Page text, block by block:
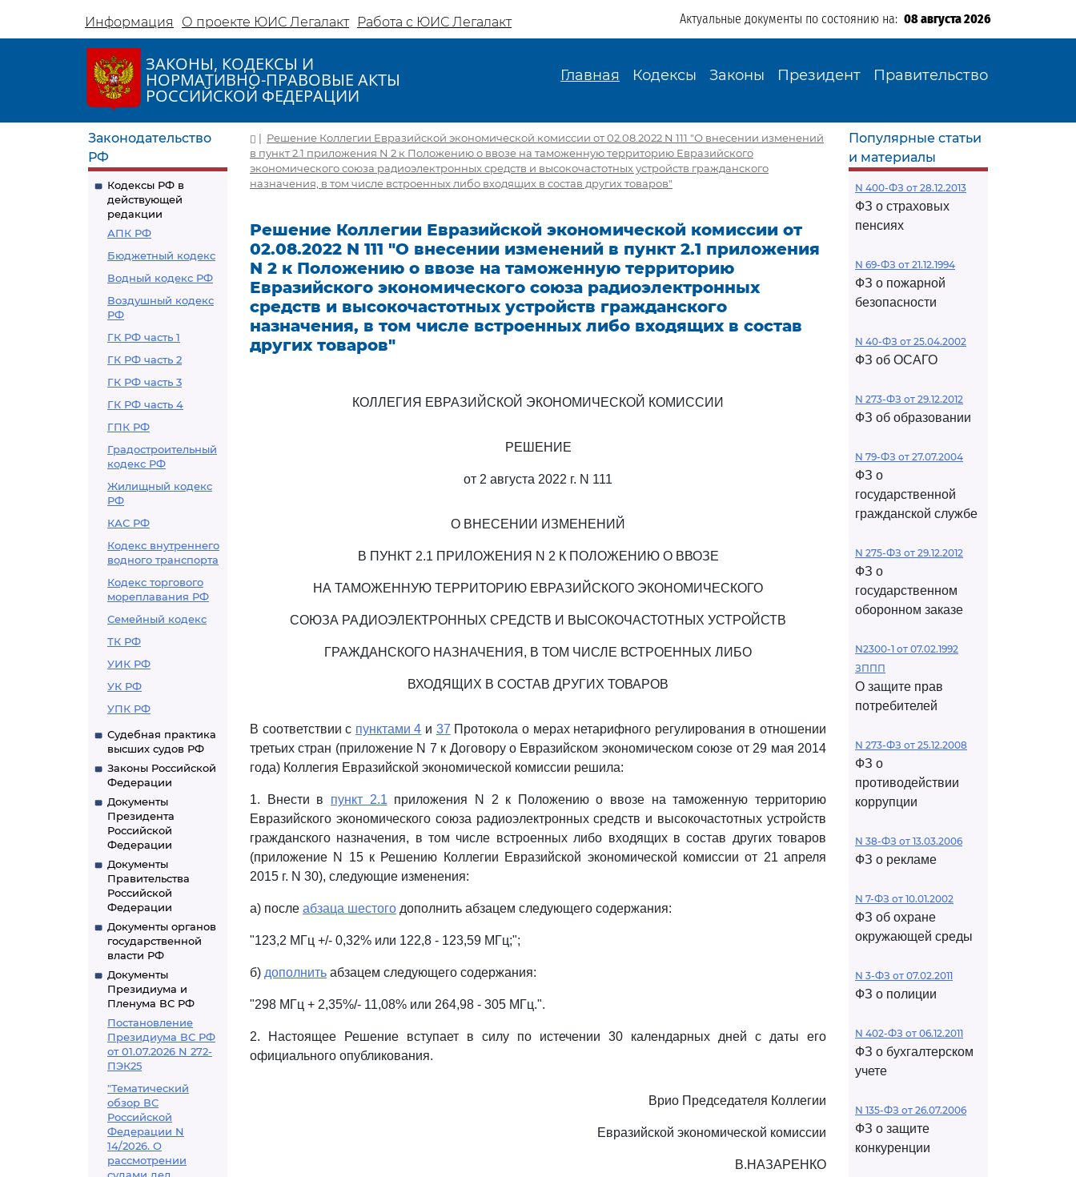
Информация О проекте ЮИС Легалакт Работа с ЮИС Легалакт Актуальные документы по состоянию на: 08 августа 2026
ЗАКОНЫ, КОДЕКСЫ И
НОРМАТИВНО-ПРАВОВЫЕ АКТЫ
РОССИЙСКОЙ ФЕДЕРАЦИИ
Главная Кодексы Законы Президент Правительство
Законодательство
РФ
Кодексы РФ в
действующей
редакции
АПК РФ
Бюджетный кодекс
Водный кодекс РФ
Воздушный кодекс
РФ
ГК РФ часть 1
ГК РФ часть 2
ГК РФ часть 3
ГК РФ часть 4
ГПК РФ
Градостроительный
кодекс РФ
Жилищный кодекс
РФ
КАС РФ
Кодекс внутреннего
водного транспорта
Кодекс торгового
мореплавания РФ
Семейный кодекс
ТК РФ
УИК РФ
УК РФ
УПК РФ
Судебная практика
высших судов РФ
Законы Российской
Федерации
Документы
Президента
Российской
Федерации
Документы
Правительства
Российской
Федерации
Документы органов
государственной
власти РФ
Документы
Президиума и
Пленума ВС РФ
Постановление
Президиума ВС РФ
от 01.07.2026 N 272-
ПЭК25
"Тематический
обзор ВС
Российской
Федерации N
14/2026. О
рассмотрении
| Решение Коллегии Евразийской экономической комиссии от 02.08.2022 N 111 "О внесении изменений
в пункт 2.1 приложения N 2 к Положению о ввозе на таможенную территорию Евразийского
экономического союза радиоэлектронных средств и высокочастотных устройств гражданского
назначения, в том числе встроенных либо входящих в состав других товаров"
Решение Коллегии Евразийской экономической комиссии от
02.08.2022 N 111 "О внесении изменений в пункт 2.1 приложения
N 2 к Положению о ввозе на таможенную территорию
Евразийского экономического союза радиоэлектронных
средств и высокочастотных устройств гражданского
назначения, в том числе встроенных либо входящих в состав
других товаров"
КОЛЛЕГИЯ ЕВРАЗИЙСКОЙ ЭКОНОМИЧЕСКОЙ КОМИССИИ
РЕШЕНИЕ
от 2 августа 2022 г. N 111
О ВНЕСЕНИИ ИЗМЕНЕНИЙ
В ПУНКТ 2.1 ПРИЛОЖЕНИЯ N 2 К ПОЛОЖЕНИЮ О ВВОЗЕ
НА ТАМОЖЕННУЮ ТЕРРИТОРИЮ ЕВРАЗИЙСКОГО ЭКОНОМИЧЕСКОГО
СОЮЗА РАДИОЭЛЕКТРОННЫХ СРЕДСТВ И ВЫСОКОЧАСТОТНЫХ УСТРОЙСТВ
ГРАЖДАНСКОГО НАЗНАЧЕНИЯ, В ТОМ ЧИСЛЕ ВСТРОЕННЫХ ЛИБО
ВХОДЯЩИХ В СОСТАВ ДРУГИХ ТОВАРОВ
В соответствии с пунктами 4 и 37 Протокола о мерах нетарифного регулирования в отношении
третьих стран (приложение N 7 к Договору о Евразийском экономическом союзе от 29 мая 2014
года) Коллегия Евразийской экономической комиссии решила:
1. Внести в пункт 2.1 приложения N 2 к Положению о ввозе на таможенную территорию
Евразийского экономического союза радиоэлектронных средств и высокочастотных устройств
гражданского назначения, в том числе встроенных либо входящих в состав других товаров
(приложение N 15 к Решению Коллегии Евразийской экономической комиссии от 21 апреля
2015 г. N 30), следующие изменения:
а) после абзаца шестого дополнить абзацем следующего содержания:
"123,2 МГц +/- 0,32% или 122,8 - 123,59 МГц;";
б) дополнить абзацем следующего содержания:
"298 МГц + 2,35%/- 11,08% или 264,98 - 305 МГц.".
2. Настоящее Решение вступает в силу по истечении 30 календарных дней с даты его
официального опубликования.
Врио Председателя Коллегии
Евразийской экономической комиссии
В.НАЗАРЕНКО
Популярные статьи
и материалы
N 400-ФЗ от 28.12.2013
ФЗ о страховых
пенсиях
N 69-ФЗ от 21.12.1994
ФЗ о пожарной
безопасности
N 40-ФЗ от 25.04.2002
ФЗ об ОСАГО
N 273-ФЗ от 29.12.2012
ФЗ об образовании
N 79-ФЗ от 27.07.2004
ФЗ о
государственной
гражданской службе
N 275-ФЗ от 29.12.2012
ФЗ о
государственном
оборонном заказе
N2300-1 от 07.02.1992
ЗППП
О защите прав
потребителей
N 273-ФЗ от 25.12.2008
ФЗ о
противодействии
коррупции
N 38-ФЗ от 13.03.2006
ФЗ о рекламе
N 7-ФЗ от 10.01.2002
ФЗ об охране
окружающей среды
N 3-ФЗ от 07.02.2011
ФЗ о полиции
N 402-ФЗ от 06.12.2011
ФЗ о бухгалтерском
учете
N 135-ФЗ от 26.07.2006
ФЗ о защите
конкуренции